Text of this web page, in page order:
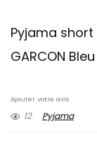
Pyjama short
GARCON Bleu
Ajouter votre avis
12 Pyjama